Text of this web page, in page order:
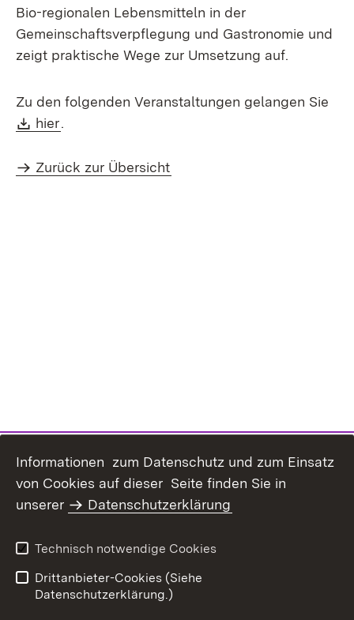
Bio-regionalen Lebensmitteln in der
Gemeinschaftsverpflegung und Gastronomie und
zeigt praktische Wege zur Umsetzung auf.
Zu den folgenden Veranstaltungen gelangen Sie
Download:
hier.
Zurück zur Übersicht
Informationen zum Datenschutz und zum Einsatz
von Cookies auf dieser Seite finden Sie in
unserer
Datenschutzerklärung
Technisch notwendige Cookies
Drittanbieter-Cookies (Siehe
Datenschutzerklärung.)